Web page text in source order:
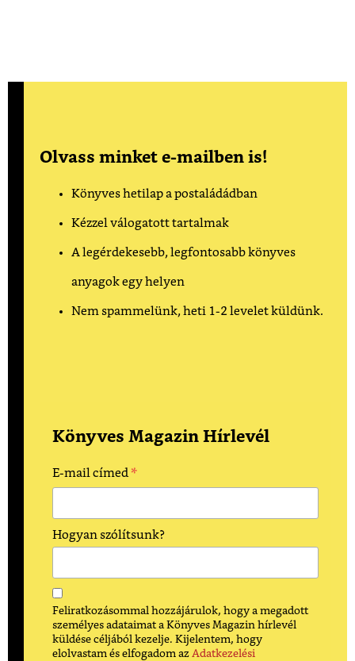
Olvass minket e-mailben is!
Könyves hetilap a postaládádban
Kézzel válogatott tartalmak
A legérdekesebb, legfontosabb könyves
anyagok egy helyen
Nem spammelünk, heti 1-2 levelet küldünk.
Könyves Magazin Hírlevél
E-mail címed *
Hogyan szólítsunk?
Feliratkozásommal hozzájárulok, hogy a megadott
személyes adataimat a Könyves Magazin hírlevél
küldése céljából kezelje. Kijelentem, hogy
elolvastam és elfogadom az Adatkezelési